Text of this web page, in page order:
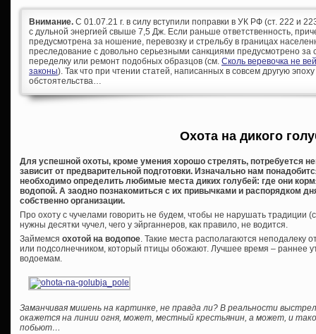
Внимание. С 01.07.21 г. в силу вступили поправки в УК РФ (ст. 222 и
с дульной энергией свыше 7,5 Дж. Если раньше ответственность,
предусмотрена за ношение, перевозку и стрельбу в границах
преследование с довольно серьезными санкциями предусмотрено за
переделку или ремонт подобных образцов (см. Сколь веревочка не
законы). Так что при чтении статей, написанных в совсем другую
обстоятельства…
Охота на дикого
Для успешной охоты, кроме умения хорошо стрелять, потребуется
зависит от предварительной подготовки. Изначально нам
необходимо определить любимые места диких голубей: где они
водопой. А заодно познакомиться с их привычками и распорядком
собственно организации.
Про охоту с чучелами говорить не будем, чтобы не нарушать традиции
нужны десятки чучел, чего у эйрганнеров, как правило, не водится.
Займемся охотой на водопое. Такие места располагаются неподалеку
или подсолнечником, который птицы обожают. Лучшее время – раннее
водоемам.
Заманчивая мишень на картинке, не правда ли? В реальности
окажется на линии огня, может, местный крестьянин, а может, и
побьют…